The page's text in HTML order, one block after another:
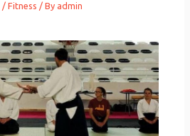
/Fitness / By admin